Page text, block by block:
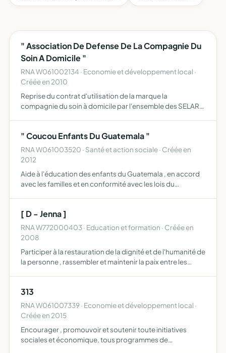
" Association De Defense De La Compagnie Du
Soin A Domicile "
RNA W061002134 · Economie et développement local ·
Créée en 2010
Reprise du contrat d'utilisation de la marque la
compagnie du soin à domicile par l'ensemble des SELARL
…
" Coucou Enfants Du Guatemala "
RNA W061003520 · Santé et action sociale · Créée en
2012
Aide à l'éducation des enfants du Guatemala , en accord
avec les familles et en conformité avec les lois du
[ D - Jenna ]
RNA W772000403 · Education et formation · Créée en
2008
Participer à la restauration de la dignité et de l'humanité de
la personne , rassembler et maintenir la paix entre les
313
RNA W061007339 · Economie et développement local ·
Créée en 2015
Encourager , promouvoir et soutenir toute initiatives
sociales et économique, tous programmes de